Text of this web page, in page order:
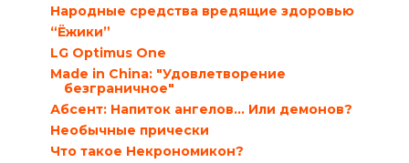
Народные средства вредящие здоровью
“Ёжики”
LG Optimus One
Мade in China: "Удовлетворение
безграничное"
Абсент: Напиток ангелов… Или демонов?
Необычные прически
Что такое Некрономикон?